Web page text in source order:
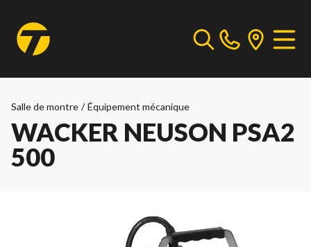
Salle de montre / Équipement mécanique
WACKER NEUSON PSA2
500